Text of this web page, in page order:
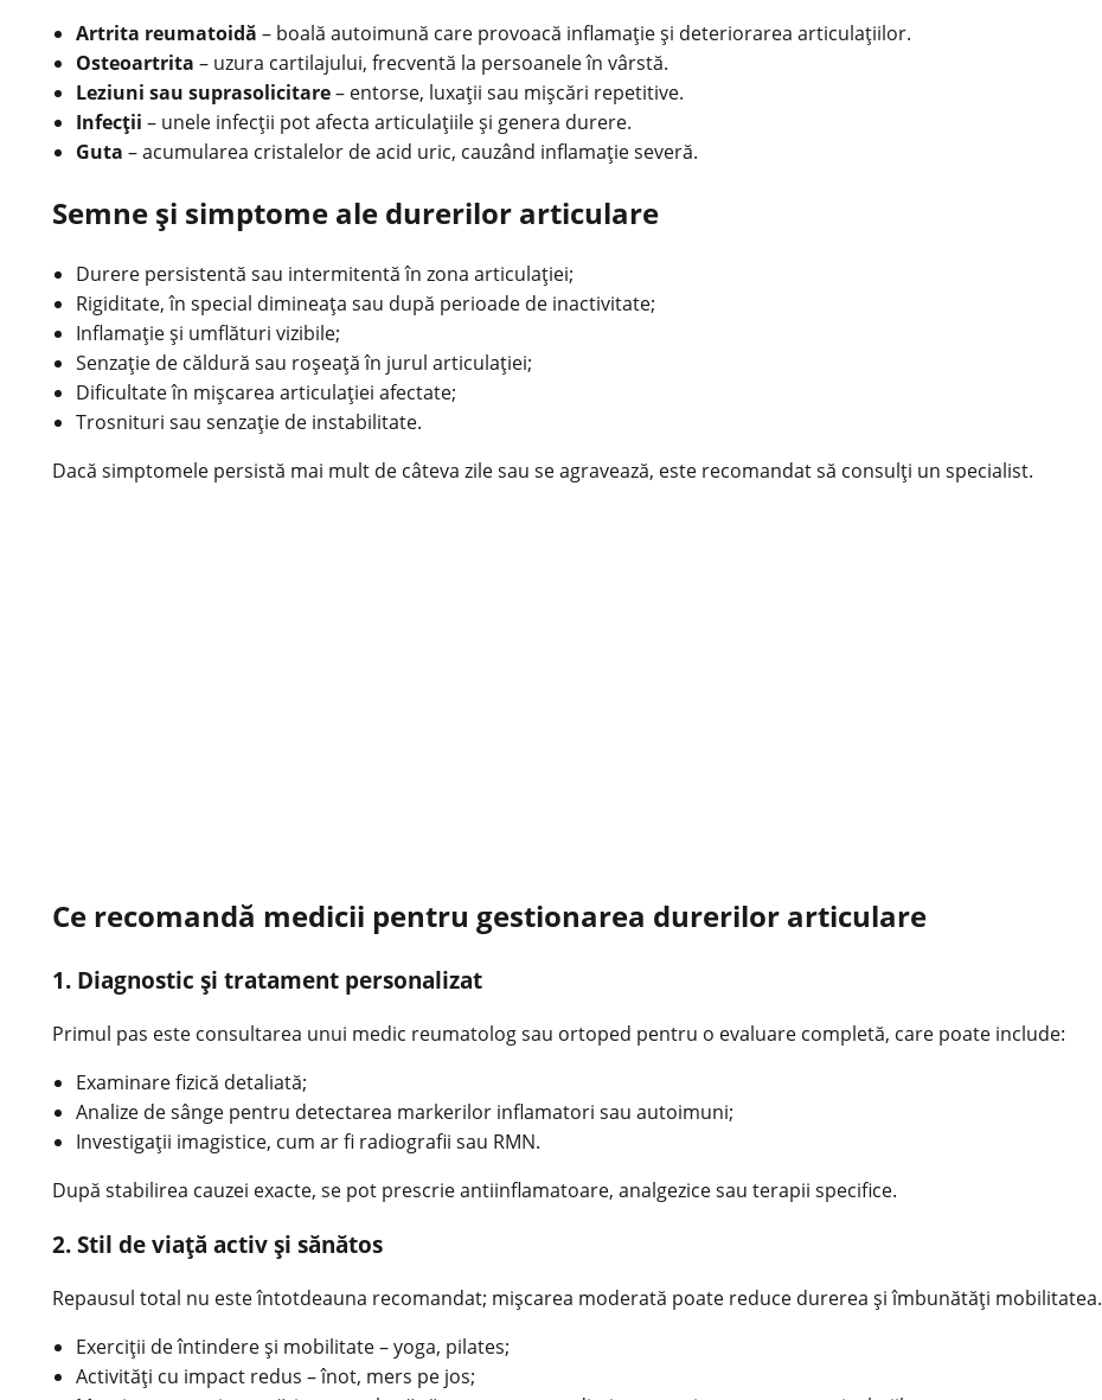
Artrita reumatoidă – boală autoimună care provoacă inflamație și deteriorarea articulațiilor.
Osteoartrita – uzura cartilajului, frecventă la persoanele în vârstă.
Leziuni sau suprasolicitare– entorse, luxații sau mișcări repetitive.
Infecții – unele infecții pot afecta articulațiile și genera durere.
Guta – acumularea cristalelor deacid uric, cauzând inflamație severă.
Semne și simptome ale durerilor articulare
Durere persistentă sau intermitentă în zona articulației;
Rigiditate, în special dimineața sau după perioade de inactivitate;
Inflamație și umflături vizibile;
Senzație de căldură sau roșeață în jurul articulației;
Dificultate în mișcarea articulației afectate;
Trosnituri sau senzație de instabilitate.
Dacă simptomele persistă mai mult de câteva zile sau se agravează, este recomandat să consulți un specialist.
Ce recomandă medicii pentru gestionarea durerilor articulare
1. Diagnostic și tratament personalizat
Primul pas este consultarea unui medic reumatolog sau ortoped pentru o evaluare completă, care poate include:
Examinare fizică detaliată;
Analize de sânge pentru detectarea markerilor inflamatori sau autoimuni;
Investigații imagistice, cum ar fi radiografii sau RMN.
După stabilirea cauzei exacte, se pot prescrie antiinflamatoare, analgezice sau terapii specifice.
2. Stil de viață activ și sănătos
Repausul total nu este întotdeauna recomandat; mișcarea moderată poate reduce durerea și îmbunătăți mobilitatea.
Exerciții de întindere și mobilitate – yoga, pilates;
Activități cu impact redus – înot, mers pe jos;